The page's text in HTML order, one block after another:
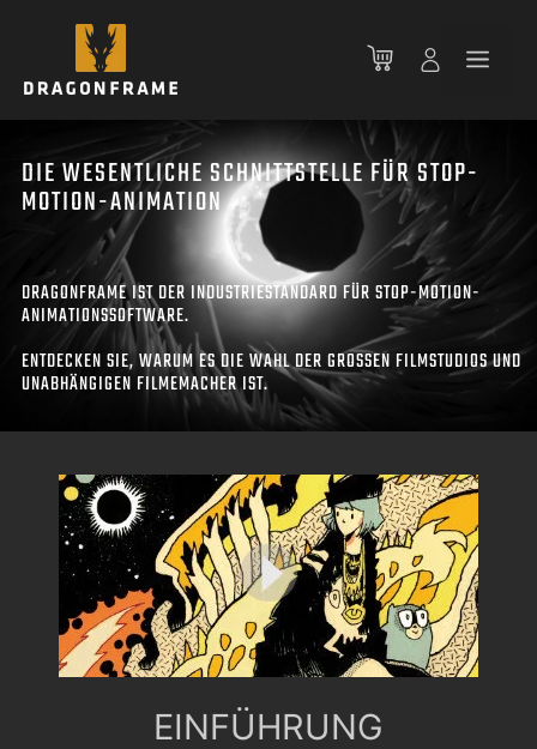
springen
DIE WESENTLICHE SCHNITTSTELLE FÜR STOP-
MOTION-ANIMATION
DRAGONFRAME IST DER INDUSTRIESTANDARD FÜR STOP-MOTION-
ANIMATIONSSOFTWARE.
ENTDECKEN SIE, WARUM ES DIE WAHL DER GROSSEN FILMSTUDIOS UND
UNABHÄNGIGEN FILMEMACHER IST.
EINFÜHRUNG